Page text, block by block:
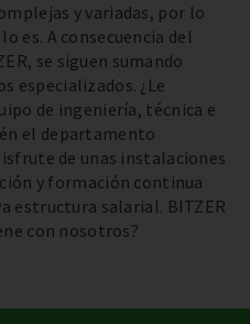
y variadas, por lo
es. A consecuencia del
se siguen sumando
especializados. ¿Le
de ingeniería, técnica e
el departamento
de unas instalaciones
y formación continua
estructura salarial. BITZER
con nosotros?